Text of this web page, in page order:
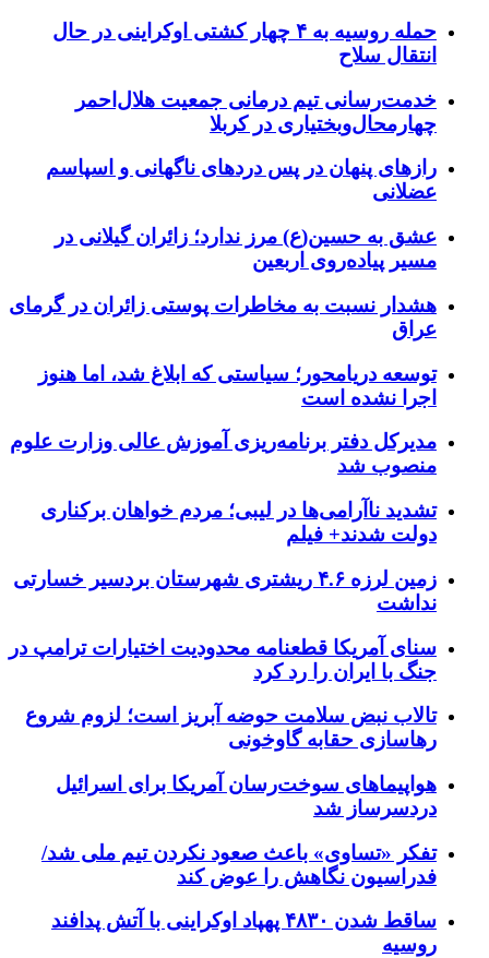
حمله روسیه به ۴ چهار کشتی اوکراینی در حال
انتقال سلاح
خدمت‌رسانی تیم درمانی جمعیت هلال‌احمر
چهارمحال‌وبختیاری در کربلا
رازهای پنهان در پس دردهای ناگهانی و اسپاسم
عضلانی
عشق به حسین(ع) مرز ندارد؛ زائران گیلانی در
مسیر پیاده‌روی اربعین
هشدار نسبت به مخاطرات پوستی زائران در گرمای
عراق
توسعه دریامحور؛ سیاستی که ابلاغ شد، اما هنوز
اجرا نشده است
مدیرکل دفتر برنامه‌ریزی آموزش عالی وزارت علوم
منصوب شد
تشدید ناآرامی‌ها در لیبی؛ مردم خواهان برکناری
دولت شدند+ فیلم
زمین لرزه ۴.۶ ریشتری شهرستان بردسیر خسارتی
نداشت
سنای آمریکا قطعنامه محدودیت اختیارات ترامپ در
جنگ با ایران را رد کرد
تالاب نبض سلامت حوضه آبریز است؛ لزوم شروع
رهاسازی حقابه گاوخونی
هواپیماهای سوخت‌رسان آمریکا برای اسرائیل
دردسرساز شد
تفکر «تساوی» باعث صعود نکردن تیم ملی شد/
فدراسیون نگاهش را عوض کند
ساقط شدن ۴۸۳۰ پهپاد اوکراینی با آتش پدافند
روسیه